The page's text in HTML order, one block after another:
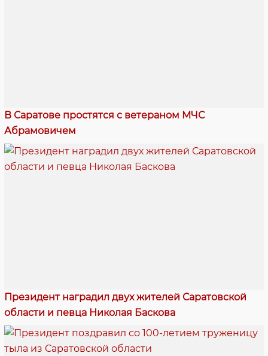
В Саратове простятся с ветераном МЧС
Абрамовичем
Президент наградил двух жителей Саратовской
области и певца Николая Баскова